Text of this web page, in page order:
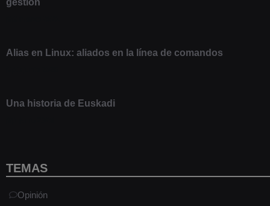
gestión
Alias en Linux: aliados en la línea de comandos
Una historia de Euskadi
TEMAS
Opinión